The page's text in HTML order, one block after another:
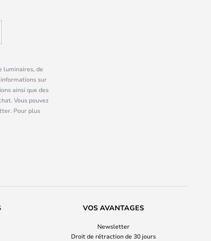
luminaires, de
sur
ainsi que des
Vous pouvez
Pour plus
VOS AVANTAGES
Newsletter
Droit de rétraction de 30 jours